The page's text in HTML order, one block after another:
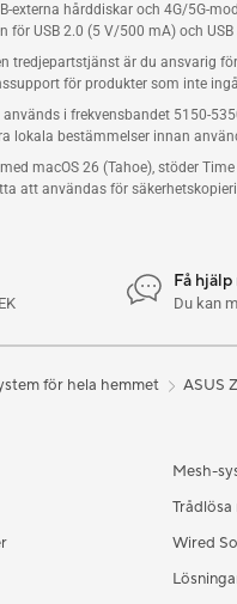
externa hårddiskar och 4G/5G-
för USB 2.0 (5 V/500 mA) och
tredjepartstjänst är du ansvarig
för produkter som inte
i frekvensbandet 5150-
lokala bestämmelser innan
macOS 26 (Tahoe), stöder
att användas för
Få
Du kan
för hela hemmet ASUS
Mesh-
Wired